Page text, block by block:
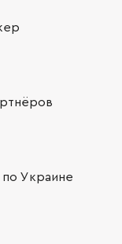
по Украине